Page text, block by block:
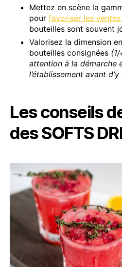
Mettez en scène la
pour favoriser les
bouteilles sont souvent
Valorisez la dimension
bouteilles consignées
attention à la démarche
l’établissement avant
Les conseils
des SOFTS